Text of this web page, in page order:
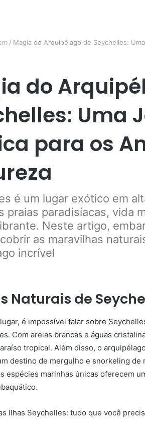
/ Magia do Arquipélago de Seychelles:
do
Uma
para os
é um lugar exótico em
praias paradisíacas, vida
Neste artigo,
as maravilhas
incrível
Naturais de
é impossível falar sobre
Com areias brancas e águas
tropical. Além disso, o
destino de mergulho e snorkeling de
espécies marinhas únicas oferecem